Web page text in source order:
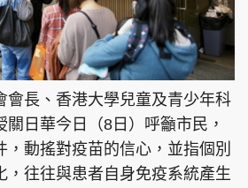
會長、香港大學兒童及青少年科
日華今日（8日）呼籲市民，
，動搖對疫苗的信心，並指個別
，往往與患者自身免疫系統產生